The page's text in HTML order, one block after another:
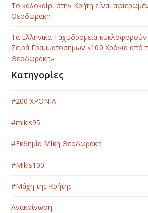
Το καλοκαίρι στην Κρήτη είναι
Θεοδωράκη
Τα Ελληνικά Ταχυδρομεία κυκλοφορούν
Σειρά Γραμματοσήμων «100 Χρόνια από
Θεοδωράκη»
Κατηγορίες
#200 ΧΡΟΝΙΑ
#mikis95
#Εκδημία Μίκη Θεοδωράκη
#Μikis100
#Μάχη της Κρήτης
Ανακοίνωση